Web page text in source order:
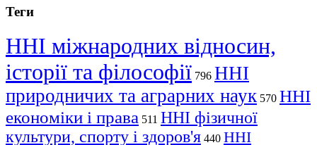
Теги
ННІ міжнародних відносин,
історії та філософії 796 ННІ
природничих та аграрних наук 570 ННІ
економіки і права 511 ННІ фізичної
культури, спорту і здоров'я 440 ННІ